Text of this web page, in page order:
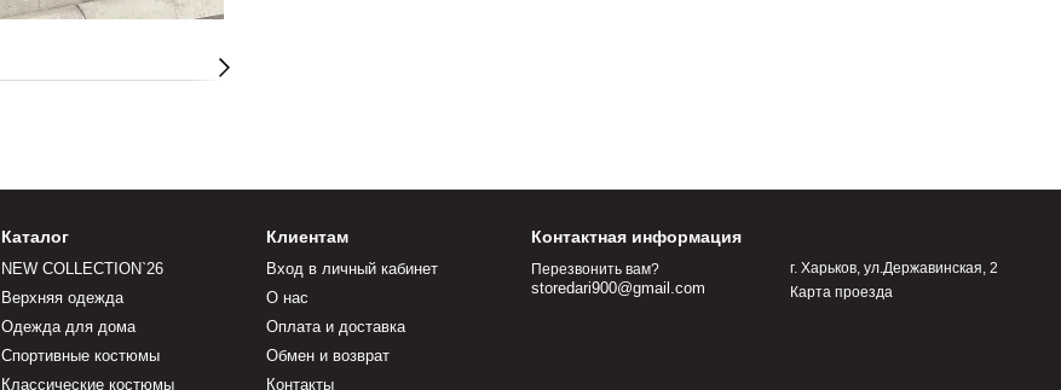
Каталог
NEW COLLECTION`26
Верхняя одежда
Одежда для дома
Спортивные костюмы
Классические костюмы
Клиентам
Вход в личный кабинет
О нас
Оплата и доставка
Обмен и возврат
Контакты
Контактная информация
Перезвонить вам?
storedari900@gmail.com
г. Харьков, ул.Державинская, 2
Карта проезда